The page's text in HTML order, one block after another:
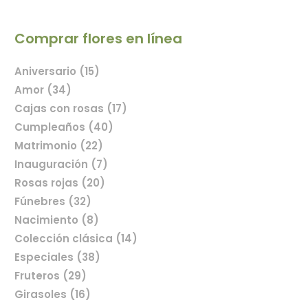
Comprar flores en línea
Aniversario (15)
Amor (34)
Cajas con rosas (17)
Cumpleaños (40)
Matrimonio (22)
Inauguración (7)
Rosas rojas (20)
Fúnebres (32)
Nacimiento (8)
Colección clásica (14)
Especiales (38)
Fruteros (29)
Girasoles (16)